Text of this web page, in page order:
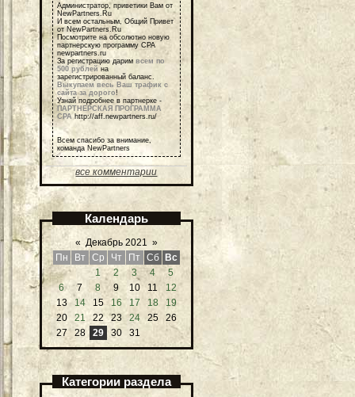
Администратор, приветики Вам от
NewPartners.Ru
И всем остальным, Общий Привет
от NewPartners.Ru
Посмотрите на обсолютно новую
партнерскую программу СРА
newpartners.ru
За регистрацию дарим всем по
500 рублей на
зарегистрированный баланс.
Выкупаем весь Ваш трафик с
сайта за дорого!
Узнай подробнее в партнерке -
ПАРТНЕРСКАЯ ПРОГРАММА
СРАhttp://aff.newpartners.ru/
Всем спасибо за внимание,
команда NewPartners
все комментарии
Календарь
« Декабрь 2021
»
Пн
Вт Ср Чт Пт Сб Вс
1
2 3 4
5
6
7 8 9 10 11
12
13
14 15 16 17 18
19
20
21 22 23 24 25
26
27
28 29 30 31
Категории раздела